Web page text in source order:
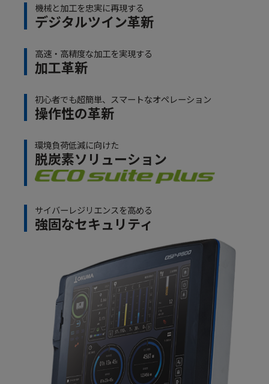
機械と加工を忠実に再現する
デジタルツイン革新
高速・高精度な加工を実現する
加工革新
初心者でも超簡単、スマートなオペレーション
操作性の革新
環境負荷低減に向けた
脱炭素ソリューション
サイバーレジリエンスを高める
強固なセキュリティ